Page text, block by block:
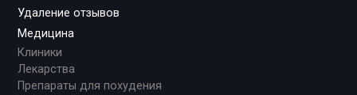
Удаление отзывов
Медицина
Клиники
Лекарства
Препараты для похудения